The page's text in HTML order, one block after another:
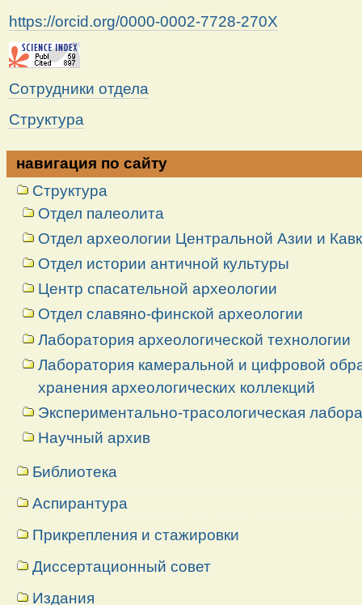
https://orcid.org/0000-0002-7728-270X
Сотрудники отдела
Структура
навигация по сайту
Структура
Отдел палеолита
Отдел археологии Центральной Азии и
Отдел истории античной культуры
Центр спасательной археологии
Отдел славяно-финской археологии
Лаборатория археологической технологии
Лаборатория камеральной и цифровой
хранения археологических коллекций
Экспериментально-трасологическая
Научный архив
Библиотека
Аспирантура
Прикрепления и стажировки
Диссертационный совет
Издания